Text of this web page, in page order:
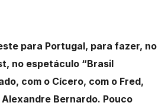
para Portugal, para fazer, no
no espetáculo “Brasil
com o Cícero, com o Fred,
Bernardo. Pouco